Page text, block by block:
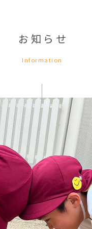
お知らせ
Information